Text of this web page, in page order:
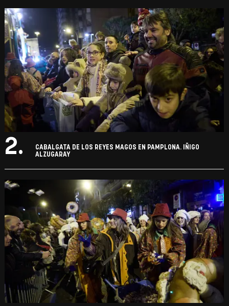
2.
CABALGATA DE LOS REYES MAGOS EN PAMPLONA. IÑIGO
ALZUGARAY